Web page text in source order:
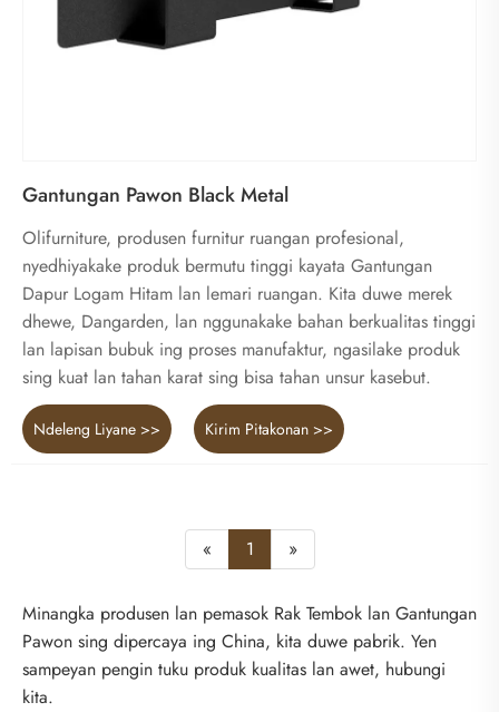
Gantungan Pawon Black Metal
Olifurniture, produsen furnitur ruangan profesional,
nyedhiyakake produk bermutu tinggi kayata Gantungan
Dapur Logam Hitam lan lemari ruangan. Kita duwe merek
dhewe, Dangarden, lan nggunakake bahan berkualitas tinggi
lan lapisan bubuk ing proses manufaktur, ngasilake produk
sing kuat lan tahan karat sing bisa tahan unsur kasebut.
Ndeleng Liyane >> Kirim Pitakonan >>
« 1 »
Minangka produsen lan pemasok Rak Tembok lan Gantungan
Pawon sing dipercaya ing China, kita duwe pabrik. Yen
sampeyan pengin tuku produk kualitas lan awet, hubungi
kita.